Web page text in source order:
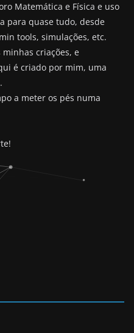
Matemática e Física e uso
para quase tudo, desde
tools, simulações, etc.
criações, e
é criado por mim, uma
a meter os pés numa